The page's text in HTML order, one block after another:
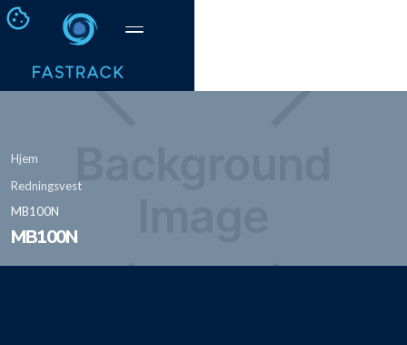
Hjem
Redningsvest
MB100N
MB100N